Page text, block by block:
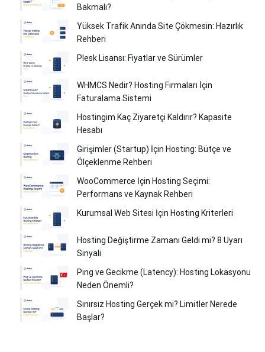
Bakmalı?
Yüksek Trafik Anında Site Çökmesin: Hazırlık
Rehberi
Plesk Lisansı: Fiyatlar ve Sürümler
WHMCS Nedir? Hosting Firmaları İçin
Faturalama Sistemi
Hostingim Kaç Ziyaretçi Kaldırır? Kapasite
Hesabı
Girişimler (Startup) İçin Hosting: Bütçe ve
Ölçeklenme Rehberi
WooCommerce İçin Hosting Seçimi:
Performans ve Kaynak Rehberi
Kurumsal Web Sitesi İçin Hosting Kriterleri
Hosting Değiştirme Zamanı Geldi mi? 8 Uyarı
Sinyali
Ping ve Gecikme (Latency): Hosting Lokasyonu
Neden Önemli?
Sınırsız Hosting Gerçek mi? Limitler Nerede
Başlar?